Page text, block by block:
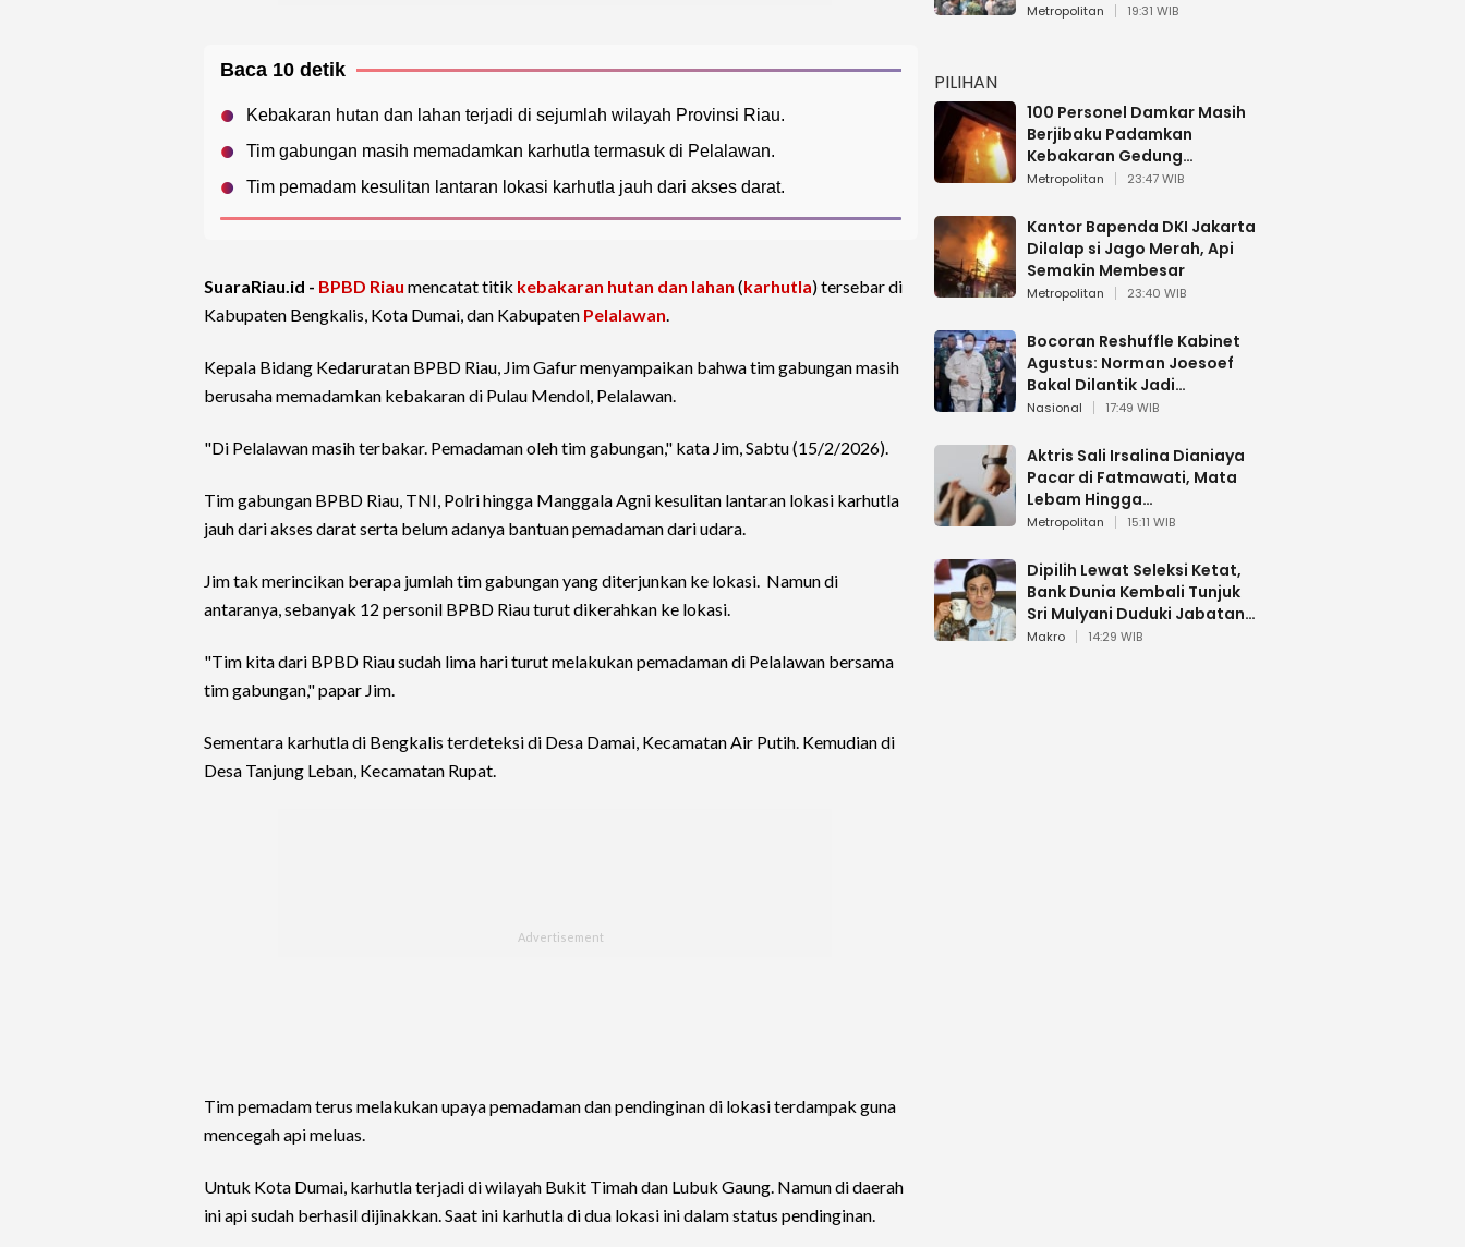
Baca 10 detik
Kebakaran hutan dan lahan terjadi di sejumlah wilayah Provinsi Riau.
Tim gabungan masih memadamkan karhutla termasuk di Pelalawan.
Tim pemadam kesulitan lantaran lokasi karhutla jauh dari akses darat.
SuaraRiau.id - BPBD Riau mencatat titik kebakaran hutan dan lahan (karhutla) tersebar di
Kabupaten Bengkalis, Kota Dumai, dan Kabupaten Pelalawan.
Kepala Bidang Kedaruratan BPBD Riau, Jim Gafur menyampaikan bahwa tim gabungan masih
berusaha memadamkan kebakaran di Pulau Mendol, Pelalawan.
"Di Pelalawan masih terbakar. Pemadaman oleh tim gabungan," kata Jim, Sabtu (15/2/2026).
Tim gabungan BPBD Riau, TNI, Polri hingga Manggala Agni kesulitan lantaran lokasi karhutla
jauh dari akses darat serta belum adanya bantuan pemadaman dari udara.
Jim tak merincikan berapa jumlah tim gabungan yang diterjunkan ke lokasi. Namun di
antaranya, sebanyak 12 personil BPBD Riau turut dikerahkan ke lokasi.
"Tim kita dari BPBD Riau sudah lima hari turut melakukan pemadaman di Pelalawan bersama
tim gabungan," papar Jim.
Sementara karhutla di Bengkalis terdeteksi di Desa Damai, Kecamatan Air Putih. Kemudian di
Desa Tanjung Leban, Kecamatan Rupat.
Tim pemadam terus melakukan upaya pemadaman dan pendinginan di lokasi terdampak guna
mencegah api meluas.
Untuk Kota Dumai, karhutla terjadi di wilayah Bukit Timah dan Lubuk Gaung. Namun di daerah
ini api sudah berhasil dijinakkan. Saat ini karhutla di dua lokasi ini dalam status pendinginan.
Metropolitan 19:31 WIB
PILIHAN
100 Personel Damkar Masih
Berjibaku Padamkan
Kebakaran Gedung
Bapenda DKI
Metropolitan 23:47 WIB
Kantor Bapenda DKI Jakarta
Dilalap si Jago Merah, Api
Semakin Membesar
Metropolitan 23:40 WIB
Bocoran Reshuffle Kabinet
Agustus: Norman Joesoef
Bakal Dilantik Jadi
Wamenhan RI
Nasional 17:49 WIB
Aktris Sali Irsalina Dianiaya
Pacar di Fatmawati, Mata
Lebam Hingga
Diselamatkan Polantas
Metropolitan 15:11 WIB
Dipilih Lewat Seleksi Ketat,
Bank Dunia Kembali Tunjuk
Sri Mulyani Duduki Jabatan
Strategis
Makro 14:29 WIB